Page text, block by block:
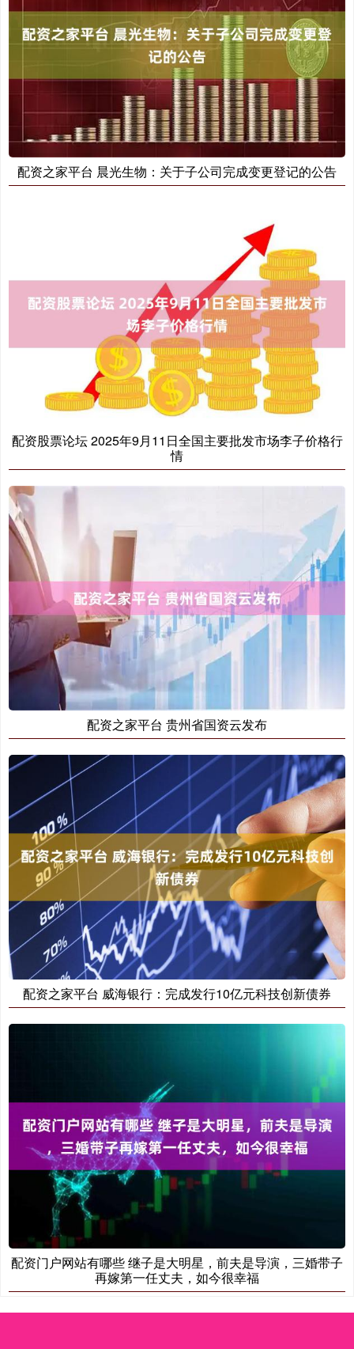
配资之家平台 晨光生物：关于子公司完成变更登记的公告
配资股票论坛 2025年9月11日全国主要批发市场李子价格行
情
配资之家平台 贵州省国资云发布
配资之家平台 威海银行：完成发行10亿元科技创新债券
配资门户网站有哪些 继子是大明星，前夫是导演，三婚带子
再嫁第一任丈夫，如今很幸福